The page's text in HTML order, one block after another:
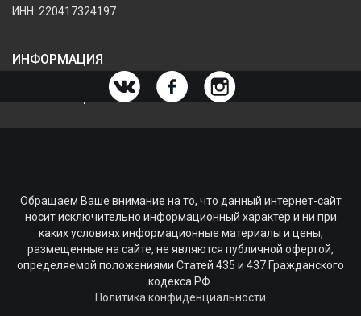
ИНН: 220417324197
ИНФОРМАЦИЯ
ИНФОРМАЦИЯ О МАГАЗИНЕ
Обращаем Ваше внимание на то, что данный интернет-сайт
носит исключительно информационный характер и ни при
каких условиях информационные материалы и цены,
размещенные на сайте, не являются публичной офертой,
определяемой положениями Статей 435 и 437 Гражданского
кодекса РФ.
Политика конфиденциальности